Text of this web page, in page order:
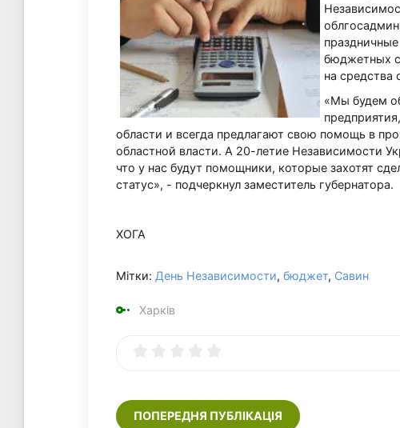
бюджетных
на средства
«Мы будем
области и всегда предлагают свою помощь в
областной власти. А 20-летие Независимости
что у нас будут помощники, которые захотят
статус», - подчеркнул заместитель губернатора.
ХОГА
Мітки: День Независимости, бюджет, Савин
Харків
ПОПЕРЕДНЯ ПУБЛІКАЦІЯ